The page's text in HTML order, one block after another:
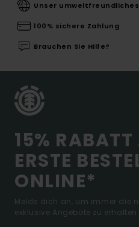
Unser
100% sichere Zahlung
Brauchen Sie Hilfe?
15% RABATT
ERSTE
ONLINE*
Melde dich an, um immer die
exklusive Angebote zu erhalten.